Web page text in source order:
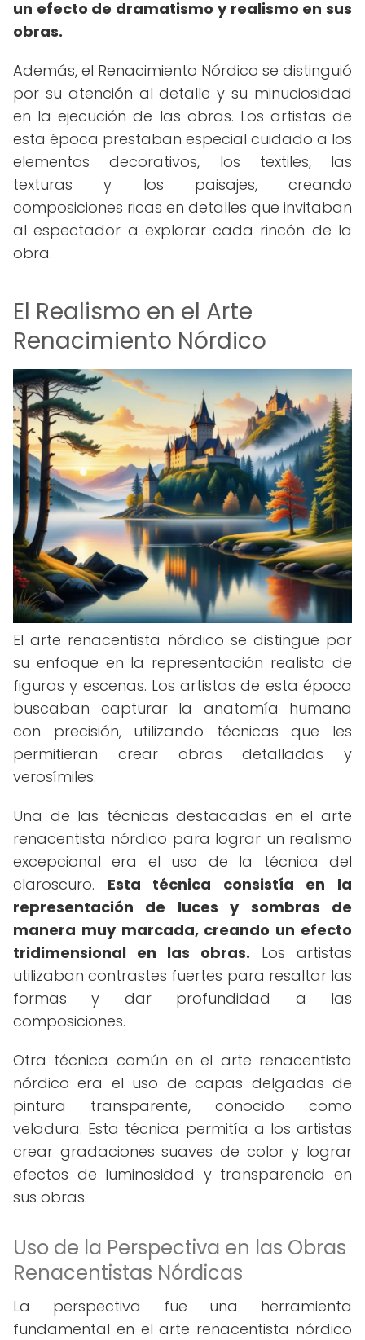
un efecto de dramatismo y realismo en sus
obras.
Además, el Renacimiento Nórdico se distinguió
por su atención al detalle y su minuciosidad
en la ejecución de las obras. Los artistas de
esta época prestaban especial cuidado a los
elementos decorativos, los textiles, las
texturas y los paisajes, creando
composiciones ricas en detalles que invitaban
al espectador a explorar cada rincón de la
obra.
El Realismo en el Arte
Renacimiento Nórdico
El arte renacentista nórdico se distingue por
su enfoque en la representación realista de
figuras y escenas. Los artistas de esta época
buscaban capturar la anatomía humana
con precisión, utilizando técnicas que les
permitieran crear obras detalladas y
verosímiles.
Una de las técnicas destacadas en el arte
renacentista nórdico para lograr un realismo
excepcional era el uso de la técnica del
claroscuro. Esta técnica consistía en la
representación de luces y sombras de
manera muy marcada, creando un efecto
tridimensional en las obras. Los artistas
utilizaban contrastes fuertes para resaltar las
formas y dar profundidad a las
composiciones.
Otra técnica común en el arte renacentista
nórdico era el uso de capas delgadas de
pintura transparente, conocido como
veladura. Esta técnica permitía a los artistas
crear gradaciones suaves de color y lograr
efectos de luminosidad y transparencia en
sus obras.
Uso de la Perspectiva en las Obras
Renacentistas Nórdicas
La perspectiva fue una herramienta
fundamental en el arte renacentista nórdico